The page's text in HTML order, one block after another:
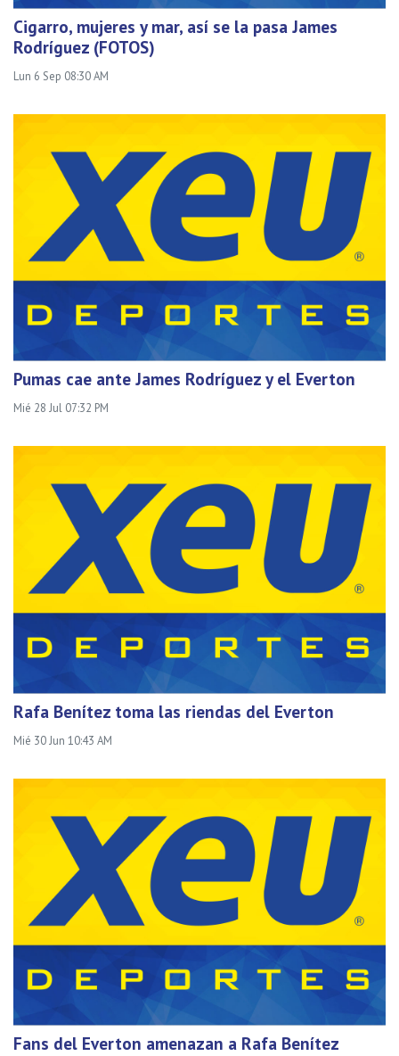
Cigarro, mujeres y mar, así se la pasa James
Rodríguez (FOTOS)
Lun 6 Sep 08:30 AM
Pumas cae ante James Rodríguez y el Everton
Mié 28 Jul 07:32 PM
Rafa Benítez toma las riendas del Everton
Mié 30 Jun 10:43 AM
Fans del Everton amenazan a Rafa Benítez